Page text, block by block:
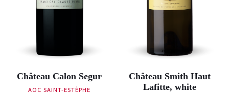
Château Calon Segur
AOC SAINT-ESTÈPHE
Château Smith Haut
Lafitte, white